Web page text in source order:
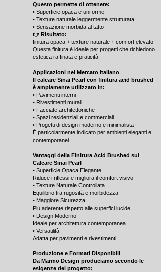
Questo permette di ottenere:
• Superficie opaca e uniforme
• Texture naturale leggermente strutturata
• Sensazione morbida al tatto
👉 Risultato:
finitura opaca + texture naturale + comfort elevato
Questa finitura è ideale per progetti che richiedono
estetica raffinata e praticità.
Applicazioni nel Mercato Italiano
Il calcare Sinai Pearl con finitura acid brushed
è ampiamente utilizzato in:
• Pavimenti interni
• Rivestimenti murali
• Facciate architettoniche
• Spazi residenziali e commerciali
• Progetti di design moderno e minimalista
È particolarmente indicato per ambienti eleganti e
contemporanei.
Vantaggi della Finitura Acid Brushed sul
Calcare Sinai Pearl
• Superficie Opaca Elegante
Riduce i riflessi e migliora il comfort visivo
• Texture Naturale Controllata
Equilibrio tra rugosità e morbidezza
• Maggiore Sicurezza
Più aderente rispetto alle superfici lucide
• Design Moderno
Ideale per architettura contemporanea
• Versatilità
Adatta per pavimenti e rivestimenti
Produzione e Formati Disponibili
Da Marmo Design produciamo secondo le
esigenze del progetto: